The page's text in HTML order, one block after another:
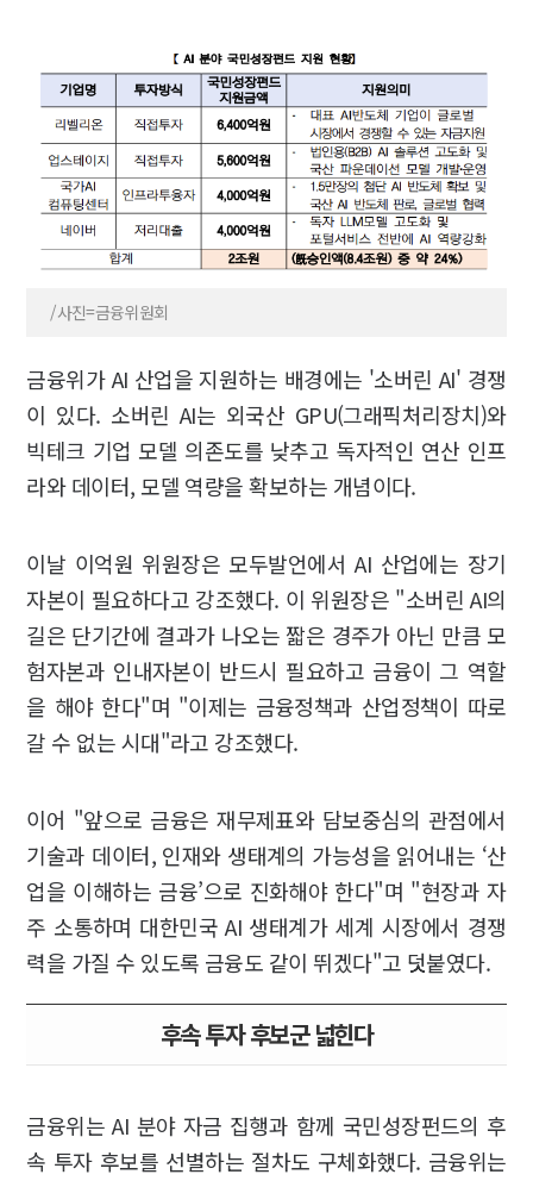
/사진=금융위원회
금융위가 AI 산업을 지원하는 배경에는 '소버린 AI' 경쟁
이 있다. 소버린 AI는 외국산 GPU(그래픽처리장치)와
빅테크 기업 모델 의존도를 낮추고 독자적인 연산 인프
라와 데이터, 모델 역량을 확보하는 개념이다.
이날 이억원 위원장은 모두발언에서 AI 산업에는 장기
자본이 필요하다고 강조했다. 이 위원장은 "소버린 AI의
길은 단기간에 결과가 나오는 짧은 경주가 아닌 만큼 모
험자본과 인내자본이 반드시 필요하고 금융이 그 역할
을 해야 한다"며 "이제는 금융정책과 산업정책이 따로
갈 수 없는 시대"라고 강조했다.
이어 "앞으로 금융은 재무제표와 담보중심의 관점에서
기술과 데이터, 인재와 생태계의 가능성을 읽어내는 ‘산
업을 이해하는 금융’으로 진화해야 한다"며 "현장과 자
주 소통하며 대한민국 AI 생태계가 세계 시장에서 경쟁
력을 가질 수 있도록 금융도 같이 뛰겠다"고 덧붙였다.
후속 투자 후보군 넓힌다
금융위는 AI 분야 자금 집행과 함께 국민성장펀드의 후
속 투자 후보를 선별하는 절차도 구체화했다. 금융위는